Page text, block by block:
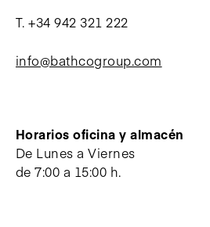
Horarios oficina y almacén
De Lunes a Viernes
de 7:00 a 15:00 h.
T.+34 942 321 222
info@bathcogroup.com